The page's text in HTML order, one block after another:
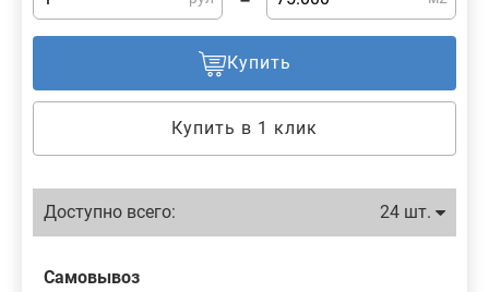
Купить
Купить в 1 клик
Доступно всего: 24 шт.
Самовывоз